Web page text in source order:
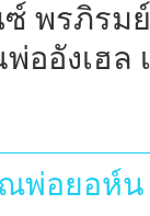
พรภิรม
ออังเฮล
พ่อยอห์น